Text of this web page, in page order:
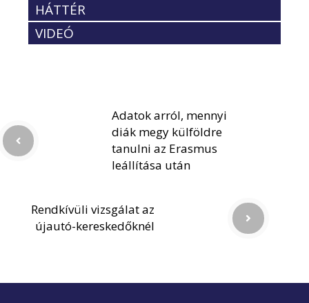
HÁTTÉR
VIDEÓ
Adatok arról, mennyi
diák megy külföldre
tanulni az Erasmus
leállítása után
Rendkívüli vizsgálat az
újautó-kereskedőknél